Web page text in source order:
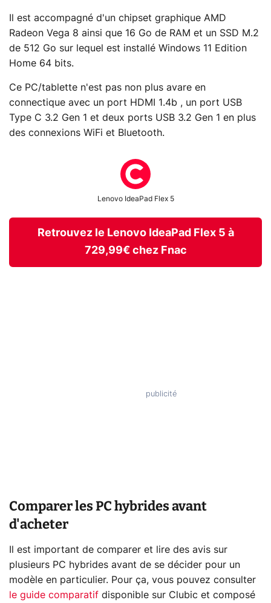
Il est accompagné d'un chipset graphique AMD
Radeon Vega 8 ainsi que 16 Go de RAM et un SSD M.2
de 512 Go sur lequel est installé Windows 11 Edition
Home 64 bits.
Ce PC/tablette n'est pas non plus avare en
connectique avec un port HDMI 1.4b , un port USB
Type C 3.2 Gen 1 et deux ports USB 3.2 Gen 1 en plus
des connexions WiFi et Bluetooth.
Lenovo IdeaPad Flex 5
Retrouvez le Lenovo IdeaPad Flex 5 à
729,99€ chez Fnac
Comparer les PC hybrides avant
d'acheter
Il est important de comparer et lire des avis sur
plusieurs PC hybrides avant de se décider pour un
modèle en particulier. Pour ça, vous pouvez consulter
le guide comparatif disponible sur Clubic et composé